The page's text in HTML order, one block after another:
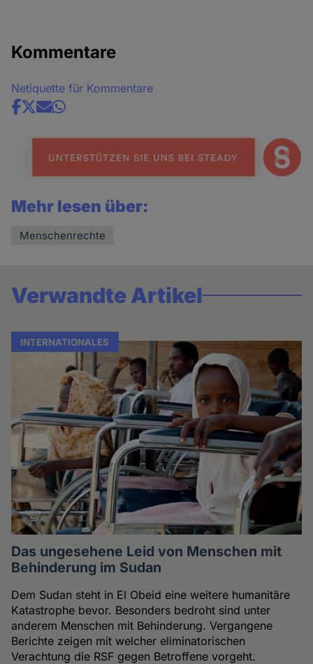
Kommentare
Netiquette für Kommentare
Share
news
Mehr lesen über:
Menschenrechte
Verwandte Artikel
INTERNATIONALES
Das ungesehene Leid von Menschen mit
Behinderung im Sudan
Dem Sudan steht in El Obeid eine weitere humanitäre
Katastrophe bevor. Besonders bedroht sind unter
anderem Menschen mit Behinderung. Vergangene
Berichte zeigen mit welcher eliminatorischen
Verachtung die RSF gegen Betroffene vorgeht.